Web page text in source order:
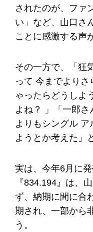
されたのが、ファ
い」など、山口さ
ことに感激する声
その一方で、「狂
って 今までより
ゃったらどうしよ
よね？ 」「一郎
よりもシングル ア
ようとか考えた」
実は、今年6月に
『834.194』は、
ず、納期に間に合
期され、一部から
う。